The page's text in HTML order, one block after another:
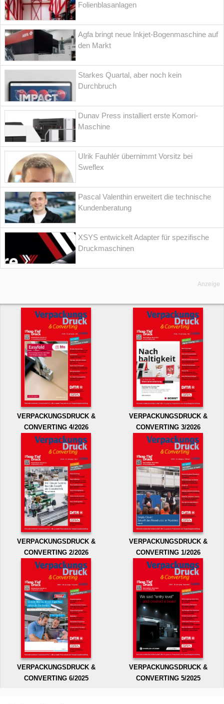
Folienblasanlagen
Agfa bringt neue Inkjet-Bogenmaschine auf
den Markt
Starkes Quartal, aber noch kein
Durchbruch
Dunav Press installiert erste Komori-
Maschine
Ulrik Fauhlér übernimmt Vorsitz bei
Sweflex
Pascal Valenthin erweitert die technische
Kundenberatung
XSYS entwickelt Adapter für spezifische
Druckmaschinen
Anzeige
VERPACKUNGSDRUCK &
CONVERTING 4/2026
VERPACKUNGSDRUCK &
CONVERTING 3/2026
VERPACKUNGSDRUCK &
CONVERTING 2/2026
VERPACKUNGSDRUCK &
CONVERTING 1/2026
VERPACKUNGSDRUCK &
CONVERTING 6/2025
VERPACKUNGSDRUCK &
CONVERTING 5/2025